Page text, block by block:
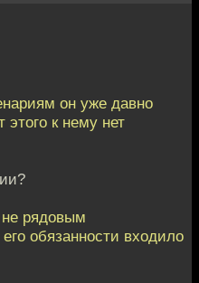
он уже давно
этого к нему нет
рядовым
обязанности входило